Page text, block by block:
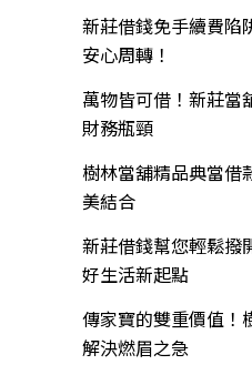
新莊借錢免手續費陷
安心周轉！
萬物皆可借！新莊當
財務瓶頸
樹林當舖精品典當借
美結合
新莊借錢幫您輕鬆撥
好生活新起點
傳家寶的雙重價值！
解決燃眉之急